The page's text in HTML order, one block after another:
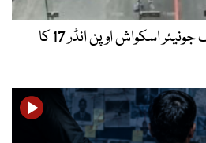
عمیر عارف نے ہانگ کانگ جونیئر اسکواش اوپن انڈر 17 کا